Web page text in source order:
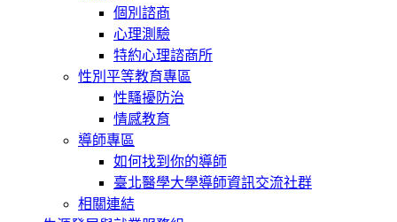
個別諮商
心理測驗
特約心理諮商所
性別平等教育專區
性騷擾防治
情感教育
導師專區
如何找到你的導師
臺北醫學大學導師資訊交流社群
相關連結